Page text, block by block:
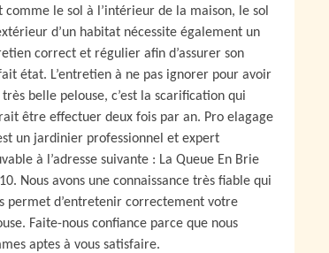
comme le sol à l’intérieur de la maison, le sol
d’un habitat nécessite également un
correct et régulier afin d’assurer son
état. L’entretien à ne pas ignorer pour avoir
très belle pelouse, c’est la scarification qui
être effectuer deux fois par an. Pro elagage
un jardinier professionnel et expert
à l’adresse suivante : La Queue En Brie
Nous avons une connaissance très fiable qui
permet d’entretenir correctement votre
Faite-nous confiance parce que nous
aptes à vous satisfaire.